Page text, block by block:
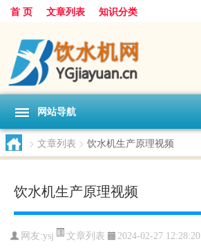
首 页 文章列表 知识分类
网站导航
> 文章列表 > 饮水机生产原理视频
饮水机生产原理视频
网友:ysj 文章列表 2024-02-27 12:28:20